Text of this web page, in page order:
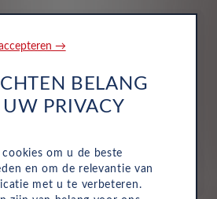
je volledig beschermd bent in
ongelukken.
→
BELANG
PRIVACY
om u de beste
en om de relevantie van
met u te verbeteren.